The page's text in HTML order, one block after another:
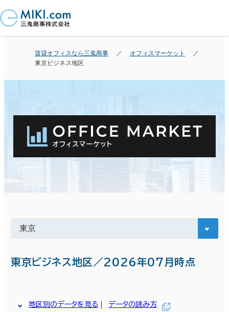
賃貸オフィスなら三鬼商事
オフィスマーケット
東京ビジネス地区
東京ビジネス地区／2026年07月時点
地区別のデータを見る データの読み方